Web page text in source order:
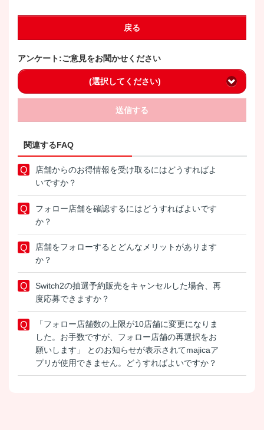
戻る
アンケート:ご意見をお聞かせください
(選択してください)
送信する
関連するFAQ
店舗からのお得情報を受け取るにはどうすればよ
いですか？
フォロー店舗を確認するにはどうすればよいです
か？
店舗をフォローするとどんなメリットがあります
か？
Switch2の抽選予約販売をキャンセルした場合、再
度応募できますか？
「フォロー店舗数の上限が10店舗に変更になりま
した。お手数ですが、フォロー店舗の再選択をお
願いします」 とのお知らせが表示されてmajicaア
プリが使用できません。どうすればよいですか？